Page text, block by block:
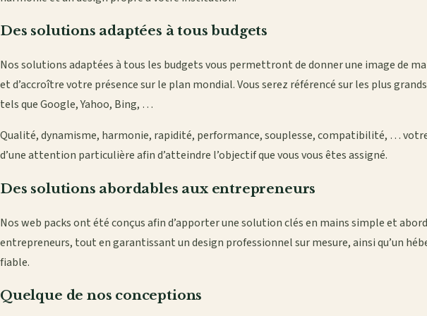
Des solutions adaptées à tous budgets
Nos solutions adaptées à tous les budgets vous permettront de donner une image de
et d’accroître votre présence sur le plan mondial. Vous serez référencé sur les plus
tels que Google, Yahoo, Bing, …
Qualité, dynamisme, harmonie, rapidité, performance, souplesse, compatibilité, …
d’une attention particulière afin d’atteindre l’objectif que vous vous êtes assigné.
Des solutions abordables aux entrepreneurs
Nos web packs ont été conçus afin d’apporter une solution clés en mains simple et
entrepreneurs, tout en garantissant un design professionnel sur mesure, ainsi qu’un
fiable.
Quelque de nos conceptions